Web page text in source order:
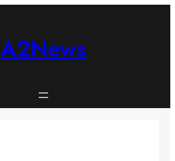
A2News